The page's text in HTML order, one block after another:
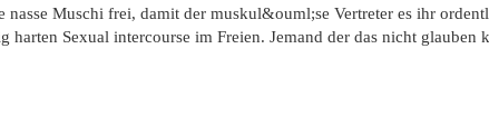
nasse Muschi frei, damit der muskul&ouml;se Vertreter es ihr
Sexual intercourse im Freien. Jemand der das nicht glauben